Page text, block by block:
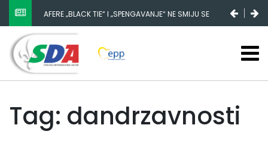
AFERE „BLACK TIE“ I „SPENGAVANJE“ NE SMIJU SE
ZATAŠKATI
Tag: dandrzavnosti